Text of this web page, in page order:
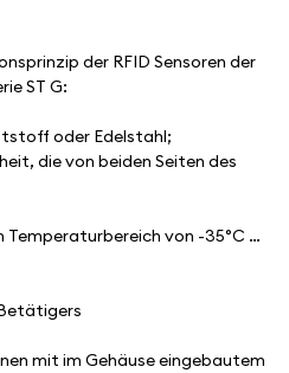
der RFID Sensoren der
ST G:
oder Edelstahl;
die von beiden Seiten des
von -35°C …
mit im Gehäuse eingebautem